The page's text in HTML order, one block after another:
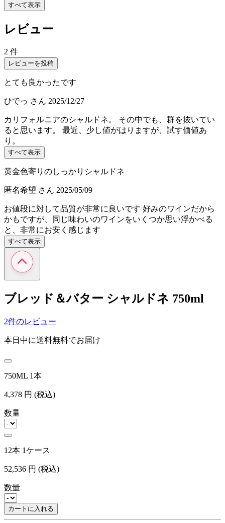
すべて表示
レビュー
2 件
レビューを投稿
とても良かったです
ひでっ さん 2025/12/27
カリフォルニアのシャルドネ。 その中でも、群を抜いてい
ると思います。 最近、少し値がはりますが、試す価値あ
り。
すべて表示
黄金色寄りのしっかりシャルドネ
匿名希望 さん 2025/05/09
お値段に対して品質が非常に良いです 好みのワインだから
かもですが、同じ味わいのワインをいくつか思い浮かべる
と、非常にお安く感じます
すべて表示
ブレッド＆バター シャルドネ 750ml
2件のレビュー
本日中に送料無料でお届け
750ML 1本
4,378 円 (税込)
数量
12本 1ケース
52,536 円 (税込)
数量
カートに入れる